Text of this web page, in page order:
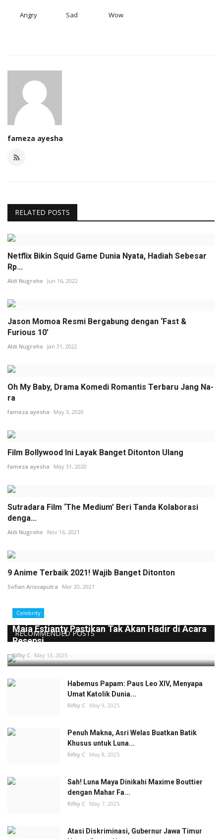
Angry Sad Wow
fameza ayesha
RELATED POSTS
Netflix Bikin Squid Game Dunia Nyata, Hadiah Sebesar
Rp...
Aldi Nugroho Jun 16, 2022
Jason Momoa Resmi Bergabung dengan ‘Fast &
Furious 10’
Aldi Nugroho Jan 31, 2022
Oh My Baby, Drama Komedi Romantis Terbaru Jang Na-
ra
fameza ayesha May 3, 2020
Film Bollywood Ini Layak Banget Ditonton Ulang
fameza ayesha May 31, 2020
Sutradara Film ‘The Medium’ Beri Tanda Kolaborasi
denga...
Aldi Nugroho Nov 16, 2021
9 Anime Terbaik 2021! Wajib Banget Ditonton
Sofian Arissaputra Mar 20, 2021
RECOMMENDED POSTS
Celebrity
Maia Estianty Pastikan Tak Akan Hadir di Acara
Resepsi ...
Rifky C May 13, 2025
Habemus Papam: Paus Leo XIV, Menyapa
Umat Katolik Dunia...
Rifky C May 9, 2025
Penuh Makna, Asri Welas Buatkan Batik
Khusus untuk Luna...
Rifky C May 8, 2025
Sah! Luna Maya Dinikahi Maxime Bouttier
dengan Mahar Fa...
Rifky C May 7, 2025
Atasi Diskriminasi, Gubernur Jawa Timur